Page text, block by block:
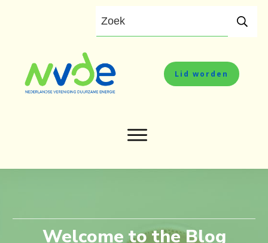
Lid worden
Welcome to the Blog